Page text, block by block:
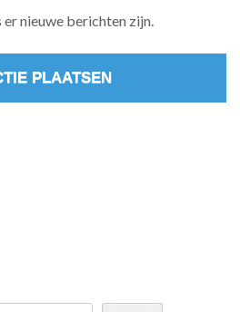
er nieuwe berichten zijn.